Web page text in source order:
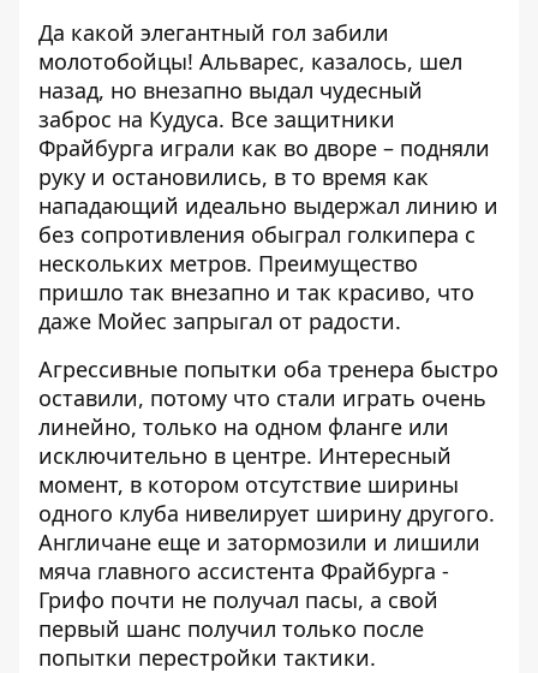
Да какой элегантный гол забили
молотобойцы! Альварес, казалось, шел
назад, но внезапно выдал чудесный
заброс на Кудуса. Все защитники
Фрайбурга играли как во дворе – подняли
руку и остановились, в то время как
нападающий идеально выдержал линию и
без сопротивления обыграл голкипера с
нескольких метров. Преимущество
пришло так внезапно и так красиво, что
даже Мойес запрыгал от радости.
Агрессивные попытки оба тренера быстро
оставили, потому что стали играть очень
линейно, только на одном фланге или
исключительно в центре. Интересный
момент, в котором отсутствие ширины
одного клуба нивелирует ширину другого.
Англичане еще и затормозили и лишили
мяча главного ассистента Фрайбурга -
Грифо почти не получал пасы, а свой
первый шанс получил только после
попытки перестройки тактики.